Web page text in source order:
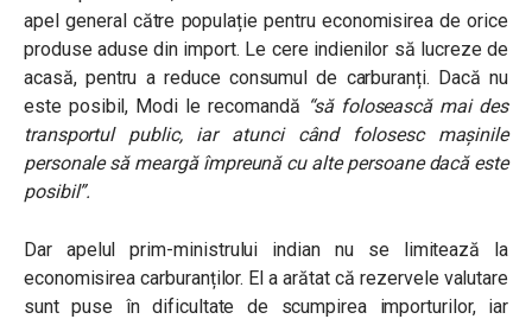
apel general către populație pentru economisirea de orice
produse aduse din import. Le cere indienilor să lucreze de
acasă, pentru a reduce consumul de carburanți. Dacă nu
este posibil, Modi le recomandă “să folosească mai des
transportul public, iar atunci când folosesc mașinile
personale să meargă împreună cu alte persoane dacă este
posibil”.
Dar apelul prim-ministrului indian nu se limitează la
economisirea carburanților. El a arătat că rezervele valutare
sunt puse în dificultate de scumpirea importurilor, iar